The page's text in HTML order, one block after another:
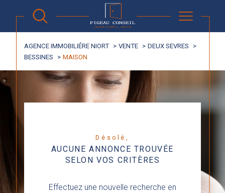
AGENCE IMMOBILIÉRE NIORT VENTE
DEUX SEVRES
BESSINES
MAISON
Désolé,
AUCUNE ANNONCE TROUVÉE
SELON VOS CRITÈRES
Effectuez une nouvelle recherche en